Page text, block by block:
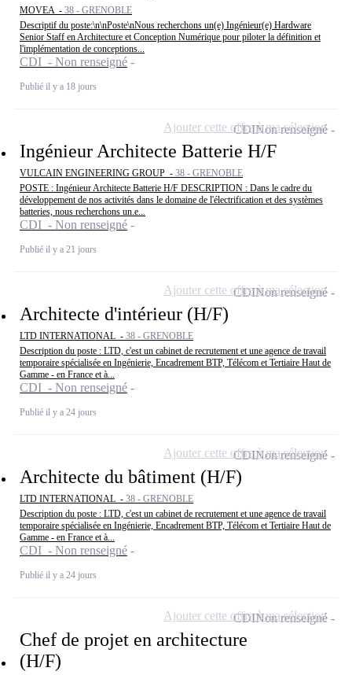
MOVEA - 38 - GRENOBLE
Descriptif du poste:\n\nPoste\nNous recherchons un(e) Ingénieur(e) Hardware
Senior Staff en Architecture et Conception Numérique pour piloter la définition et
l'implémentation de conceptions...
CDI - Non renseigné
Publié il y a 18 jours
Ingénieur Architecte Batterie H/F
VULCAIN ENGINEERING GROUP - 38 - GRENOBLE
POSTE : Ingénieur Architecte Batterie H/F DESCRIPTION : Dans le cadre du
développement de nos activités dans le domaine de l'électrification et des systèmes
batteries, nous recherchons un.e...
CDI - Non renseigné
Publié il y a 21 jours
CDINon renseigné
Ajouter cette offre à ma sélection
Architecte d'intérieur (H/F)
LTD INTERNATIONAL - 38 - GRENOBLE
Description du poste : LTD, c'est un cabinet de recrutement et une agence de travail
temporaire spécialisée en Ingénierie, Encadrement BTP, Télécom et Tertiaire Haut de
Gamme - en France et à...
CDI - Non renseigné
Publié il y a 24 jours
CDINon renseigné
Ajouter cette offre à ma sélection
Architecte du bâtiment (H/F)
LTD INTERNATIONAL - 38 - GRENOBLE
Description du poste : LTD, c'est un cabinet de recrutement et une agence de travail
temporaire spécialisée en Ingénierie, Encadrement BTP, Télécom et Tertiaire Haut de
Gamme - en France et à...
CDI - Non renseigné
Publié il y a 24 jours
CDINon renseigné
Ajouter cette offre à ma sélection
Chef de projet en architecture
(H/F)
CDINon renseigné
Ajouter cette offre à ma sélection